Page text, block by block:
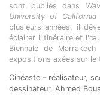
sont publiés dans
University of
plusieurs années, il
éclairer l'itinéraire et
Biennale de
expositions axées sur le
Cinéaste – réalisateur,
dessinateur, Ahmed